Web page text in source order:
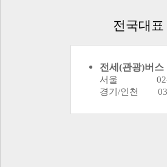
전국대표
전세(관광)버스
서울 02-
경기/인천